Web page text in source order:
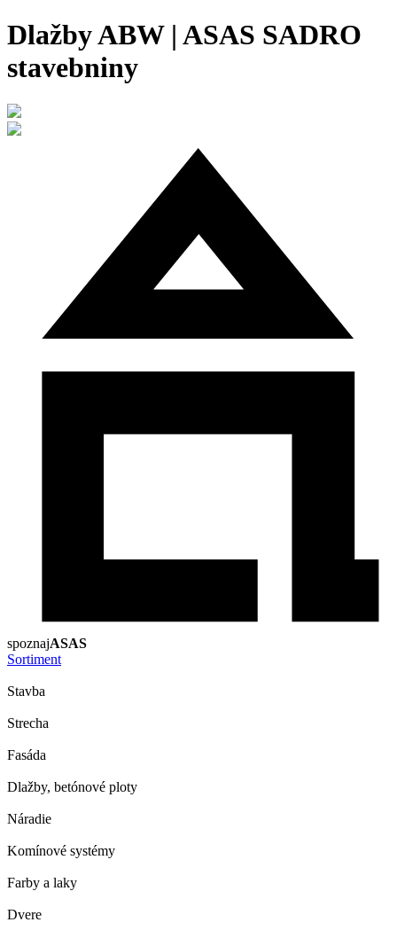
Dlažby ABW | ASAS SADRO
stavebniny
spoznajASAS
Sortiment
Stavba
Strecha
Fasáda
Dlažby, betónové ploty
Náradie
Komínové systémy
Farby a laky
Dvere